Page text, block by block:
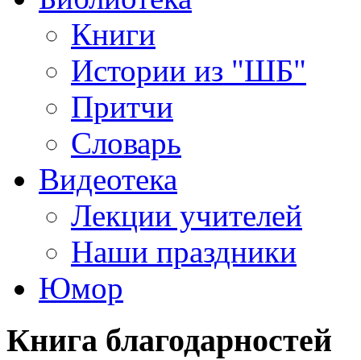
Книги
Истории из "ШБ"
Притчи
Словарь
Видеотека
Лекции учителей
Наши праздники
Юмор
Книга благодарностей